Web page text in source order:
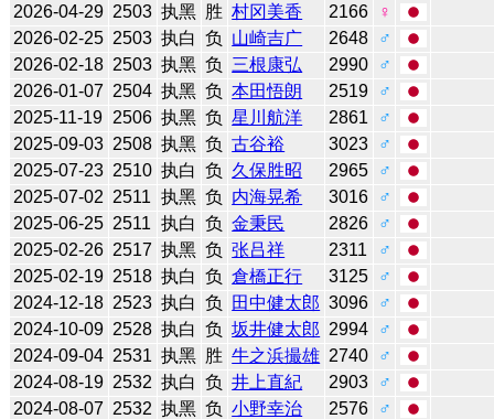
2026-04-29 2503 执黑 胜 村冈美香 2166
♀
2026-02-25 2503 执白 负 山崎吉广 2648
♂
2026-02-18 2503 执黑 负 三根康弘 2990
♂
2026-01-07 2504 执黑 负 本田悟朗 2519
♂
2025-11-19 2506 执黑 负 星川航洋 2861
♂
2025-09-03 2508 执黑 负 古谷裕 3023
♂
2025-07-23 2510 执白 负 久保胜昭 2965
♂
2025-07-02 2511 执黑 负 内海晃希 3016
♂
2025-06-25 2511 执白 负 金秉民 2826
♂
2025-02-26 2517 执黑 负 张吕祥 2311
♂
2025-02-19 2518 执白 负 倉橋正行 3125
♂
2024-12-18 2523 执白 负 田中健太郎 3096
♂
2024-10-09 2528 执白 负 坂井健太郎 2994
♂
2024-09-04 2531 执黑 胜 牛之浜撮雄 2740
♂
2024-08-19 2532 执白 负 井上直紀 2903
♂
2024-08-07 2532 执黑 负 小野幸治 2576
♂